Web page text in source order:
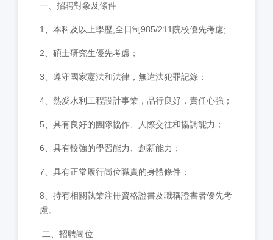
一、招聘對象及條件
1、本科及以上學歷,全日制985/211院校優先考慮;
2、碩士研究生優先考慮；
3、遵守國家憲法和法律，無違法犯罪記錄；
4、熱愛水利工程設計事業，品行良好，責任心強；
5、具有良好的團隊協作、人際交往和協調能力；
6、具有較強的學習能力、創新能力；
7、具有正常履行崗位職責的身體條件；
8、持有相關執業注冊資格證書及職稱證書者優先考
慮。
二、招聘崗位